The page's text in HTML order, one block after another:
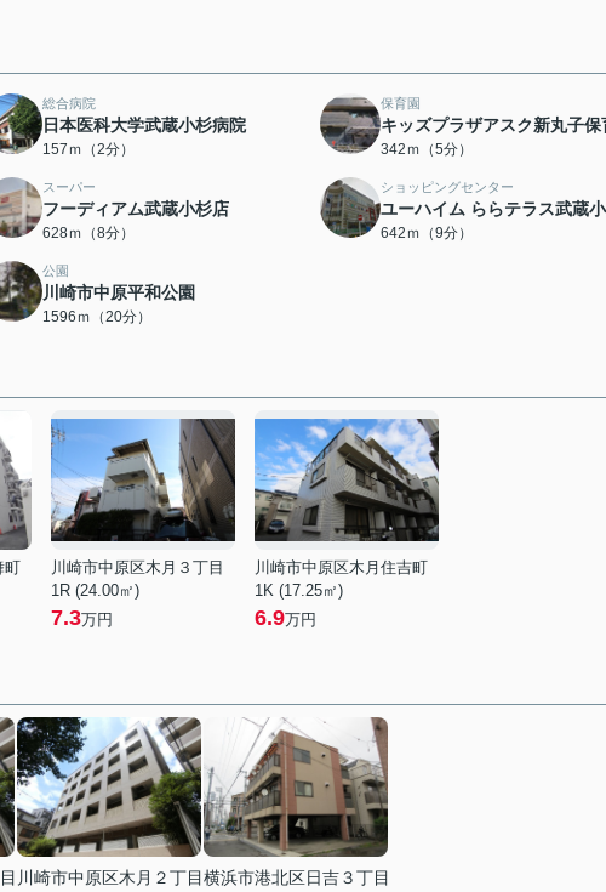
総合病院
日本医科大学武蔵小杉病院
157ｍ（2分）
保育園
キッズプラザアスク新丸子保
342ｍ（5分）
スーパー
フーディアム武蔵小杉店
628ｍ（8分）
ショッピングセンター
ユーハイム ららテラス武蔵
642ｍ（9分）
公園
川崎市中原平和公園
1596ｍ（20分）
町
川崎市中原区木月３丁目
1R (24.00㎡)
7.3万円
川崎市中原区木月住吉町
1K (17.25㎡)
6.9万円
川崎市中原区木月２丁目横浜市港北区日吉３丁目